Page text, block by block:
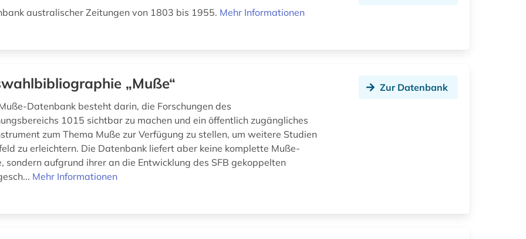
australischer Zeitungen von 1803 bis 1955. Mehr Informationen
„Muße“
Datenbank besteht darin, die Forschungen des
1015 sichtbar zu machen und ein öffentlich zugängliches
zum Thema Muße zur Verfügung zu stellen, um weitere Studien
zu erleichtern. Die Datenbank liefert aber keine komplette Muße-
sondern aufgrund ihrer an die Entwicklung des SFB gekoppelten
Mehr Informationen
Zur Datenbank